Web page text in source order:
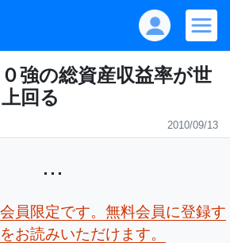
強の総資産収益率が世
回る
2010/09/13
...
員限定です。無料会員に登録す
お読みいただけます。